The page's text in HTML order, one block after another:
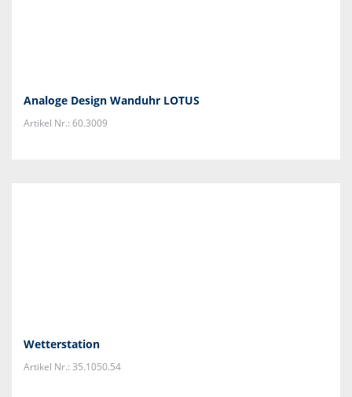
Analoge Design Wanduhr LOTUS
Artikel Nr.: 60.3009
Wetterstation
Artikel Nr.: 35.1050.54